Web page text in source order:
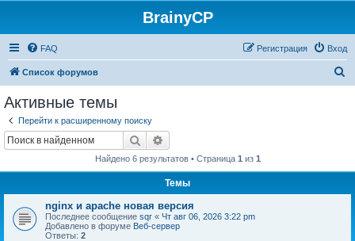
BrainyCP
FAQ Вход
Регистрация
Список форумов
Активные темы
Перейти к расширенному поиску
Поиск
Найдено 6 результатов • Страница 1 из 1
Темы
nginx и apache новая версия
Последнее сообщение sqr « Чт авг 06, 2026 3:22 pm
Добавлено в форуме Веб-сервер
Ответы: 2